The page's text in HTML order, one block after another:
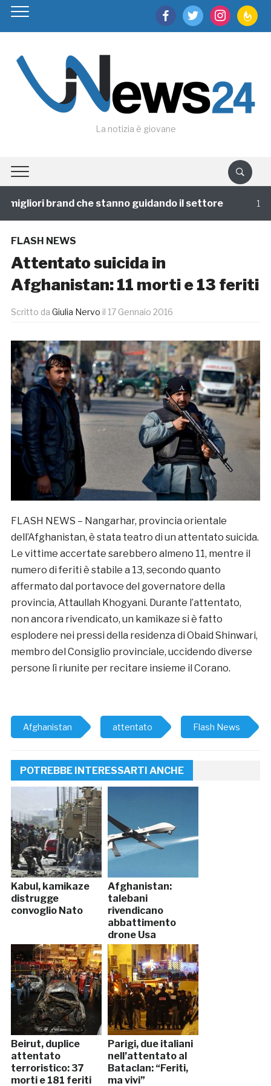
facebooktwitter instagram
La notizia è giovane
brand che stanno guidando il settore 1
FLASH NEWS
Attentato suicida in
Afghanistan: 11 morti e 13 feriti
Scritto da Giulia Nervo il 17 Gennaio 2016
FLASH NEWS – Nangarhar, provincia orientale
dell’Afghanistan, è stata teatro di un attentato suicida.
Le vittime accertate sarebbero almeno 11, mentre il
numero di feriti è stabile a 13, secondo quanto
affermato dal portavoce del governatore della
provincia, Attaullah Khogyani. Durante l’attentato,
non ancora rivendicato, un kamikaze si è fatto
esplodere nei pressi della residenza di Obaid Shinwari,
membro del Consiglio provinciale, uccidendo diverse
persone lì riunite per recitare insieme il Corano.
Afghanistan attentato Flash News
POTREBBE INTERESSARTI ANCHE
Kabul, kamikaze
distrugge
convoglio Nato
Afghanistan:
talebani
rivendicano
abbattimento
drone Usa
Beirut, duplice
attentato
terroristico: 37
morti e 181 feriti
Parigi, due italiani
nell’attentato al
Bataclan: “Feriti,
ma vivi”